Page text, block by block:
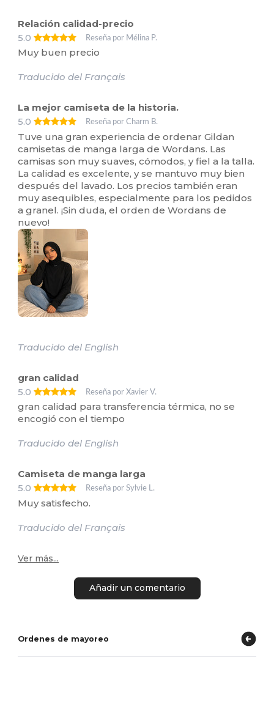
Relación calidad-precio
5.0
Reseña por Mélina P.
Muy buen precio
Traducido del Français
La mejor camiseta de la historia.
5.0
Reseña por Charm B.
Tuve una gran experiencia de ordenar Gildan
camisetas de manga larga de Wordans. Las
camisas son muy suaves, cómodos, y fiel a la talla.
La calidad es excelente, y se mantuvo muy bien
después del lavado. Los precios también eran
muy asequibles, especialmente para los pedidos
a granel. ¡Sin duda, el orden de Wordans de
nuevo!
Traducido del English
gran calidad
5.0
Reseña por Xavier V.
gran calidad para transferencia térmica, no se
encogió con el tiempo
Traducido del English
Camiseta de manga larga
5.0
Reseña por Sylvie L.
Muy satisfecho.
Traducido del Français
Ver más...
Añadir un comentario
Ordenes de mayoreo